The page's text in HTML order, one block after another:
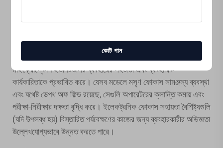
অনেক ভালো ধারণা পাওয়া যায়।
ফোকাস স্থিতিশীলতা এবং ডেপথ অফ ফিল্ডের বৈশিষ্ট্যগুলি ডিজিটাল হ্যান্ডহেল্ড
মাইক্রোস্কোপ ইউনিটগুলির ব্যবহারের সহজতা এবং ব্যবহারিক
কার্যকারিতাকে প্রভাবিত করে। যেসব মডেলে মসৃণ ফোকাস সামঞ্জস্য ব্যবস্থা
এবং যথেষ্ট ডেপথ অফ ফিল্ড রয়েছে, সেগুলি অপারেটরের ক্লান্তি কমায় এবং
পরীক্ষা-নিরীক্ষার দক্ষতা বৃদ্ধি করে। ইলেকট্রনিক ফোকাস সহায়তা বৈশিষ্ট্যগুলি
(যদি উপলব্ধ হয়) বিস্তারিত পর্যবেক্ষণের কাজের জন্য ব্যবহারকারীর অভিজ্ঞতা
উল্লেখযোগ্যভাবে উন্নত করতে পারে।
কোট পান